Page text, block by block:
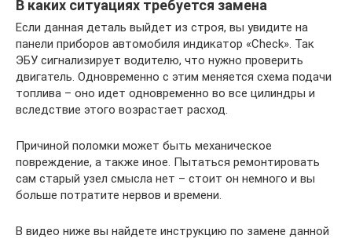
В каких ситуациях требуется замена
Если данная деталь выйдет из строя, вы увидите на
панели приборов автомобиля индикатор «Check». Так
ЭБУ сигнализирует водителю, что нужно проверить
двигатель. Одновременно с этим меняется схема подачи
топлива – оно идет одновременно во все цилиндры и
вследствие этого возрастает расход.
Причиной поломки может быть механическое
повреждение, а также иное. Пытаться ремонтировать
сам старый узел смысла нет – стоит он немного и вы
больше потратите нервов и времени.
В видео ниже вы найдете инструкцию по замене данной